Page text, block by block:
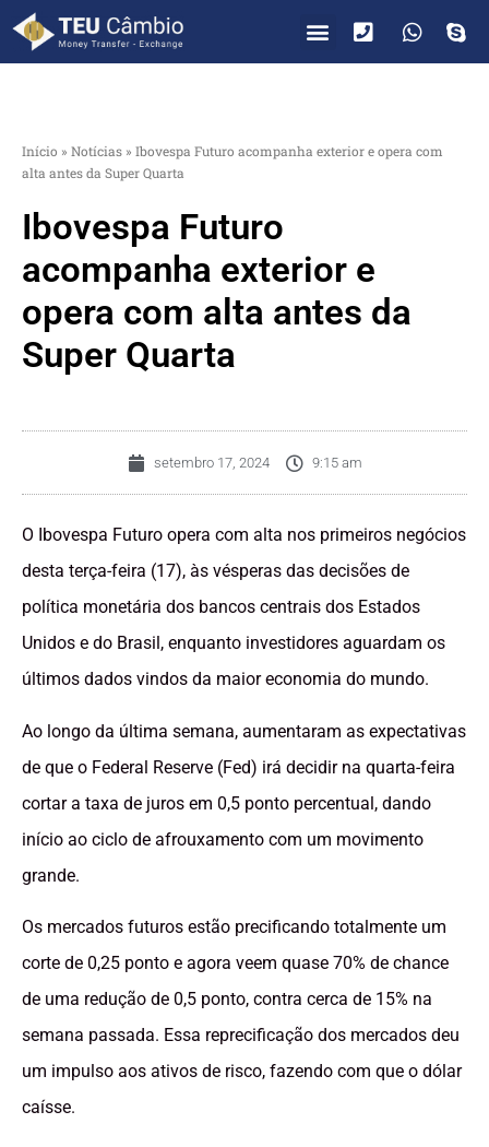
Início » Notícias » Ibovespa Futuro acompanha exterior e opera com
alta antes da Super Quarta
Ibovespa Futuro
acompanha exterior e
opera com alta antes da
Super Quarta
setembro 17, 2024 9:15 am
O Ibovespa Futuro opera com alta nos primeiros negócios
desta terça-feira (17), às vésperas das decisões de
política monetária dos bancos centrais dos Estados
Unidos e do Brasil, enquanto investidores aguardam os
últimos dados vindos da maior economia do mundo.
Ao longo da última semana, aumentaram as expectativas
de que o Federal Reserve (Fed) irá decidir na quarta-feira
cortar a taxa de juros em 0,5 ponto percentual, dando
início ao ciclo de afrouxamento com um movimento
grande.
Os mercados futuros estão precificando totalmente um
corte de 0,25 ponto e agora veem quase 70% de chance
de uma redução de 0,5 ponto, contra cerca de 15% na
semana passada. Essa reprecificação dos mercados deu
um impulso aos ativos de risco, fazendo com que o dólar
caísse.